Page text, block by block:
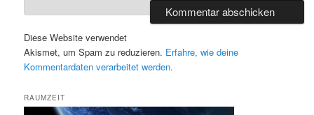
Diese Website verwendet
Akismet, um Spam zu reduzieren. Erfahre, wie deine
Kommentardaten verarbeitet werden.
RAUMZEIT